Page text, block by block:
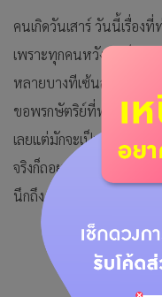
คนเกิดวันเสาร์ วันนี้เรื่อง
เพราะทุกคนหวังจะเห็นค
หลายบางทีเซ้นส์บางอย่า
ขอพรกษัตริย์ที่ทรงเป็นนักร
เลยแต่มักจะเป็นเรื่องขอ
จริงก็ถอยเสียมากกว่า คนมี
นึกถึง